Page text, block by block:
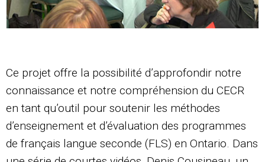
Ce projet offre la possibilité d’approfondir notre
connaissance et notre compréhension du CECR
en tant qu’outil pour soutenir les méthodes
d’enseignement et d’évaluation des programmes
de français langue seconde (FLS) en Ontario. Dans